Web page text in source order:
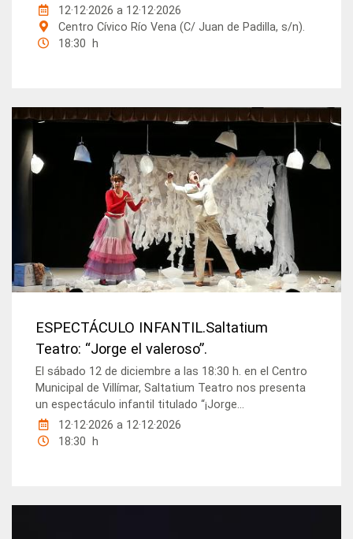
12·12·2026a 12·12·2026
Centro Cívico Río Vena (C/ Juan de Padilla, s/n).
18:30 h
ESPECTÁCULO INFANTIL.Saltatium
Teatro: “Jorge el valeroso”.
El sábado 12 de diciembre a las 18:30 h. en el Centro
Municipal de Villímar, Saltatium Teatro nos presenta
un espectáculo infantil titulado “¡Jorge...
12·12·2026a 12·12·2026
18:30 h